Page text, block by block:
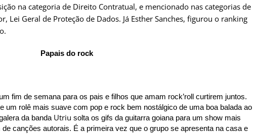
na categoria de Direito Contratual, e mencionado nas categorias de
Lei Geral de Proteção de Dados. Já Esther Sanches, figurou o ranking
Papais do rock
fim de semana para os pais e filhos que amam rock’roll curtirem juntos.
um rolê mais suave com pop e rock bem nostálgico de uma boa balada ao
da banda Utriu solta os gifs da guitarra goiana para um show mais
canções autorais. É a primeira vez que o grupo se apresenta na casa e